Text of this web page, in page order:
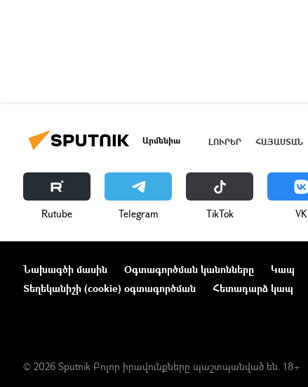
Արմենիա ԼՈՒՐԵՐ ՀԱՅԱՍՏԱՆ
Rutube Telegram ТikТоk VK
Նախագծի մասին Օգտագործման կանոնները Կապ
Տեղեկանիշի (cookie) օգտագործման
Հետադարձ կապ
© 2026 Sputnik Բոլոր իրավունքները պաշտպանված են. 18+